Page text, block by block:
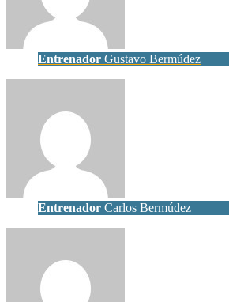
Entrenador Gustavo Bermúdez
Entrenador Carlos Bermúdez